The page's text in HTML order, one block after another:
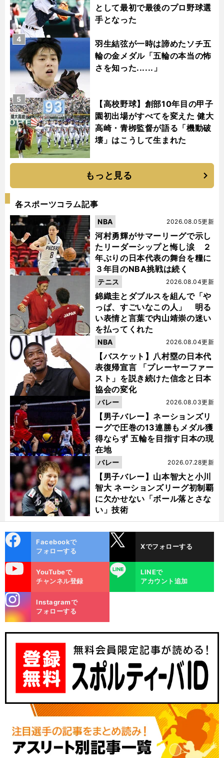
として最初で最後のプロ野球選
手となった
羽生結弦が一時は諦めたソチ五
輪の金メダル「五輪の本当の怖
さを知った......」
4
【高校野球】創部10年目の甲子
園初出場がすべてを変えた 健大
高崎・青栁監督が語る「機動破
壊」はこうして生まれた
5
もっと見る
各スポーツコラム記事
河村勇輝がサマーリーグで示し
たリーダーシップと悔し涙 ２
年ぶりの日本代表の舞台を糧に
３年目のNBA挑戦は続く
2026.08.05更新
NBA
錦織圭とダブルスを組んで「や
っぱ、すごいなこの人」 明る
い表情と言葉で内山靖崇の迷い
を払ってくれた
2026.08.04更新
テニス
【バスケット】八村塁の日本代
表復帰宣言 「プレーヤーファー
スト」を説き続けた信念と日本
協会の変化
2026.08.04更新
NBA
【男子バレー】ネーションズリ
ーグで圧巻の13連勝もメダル獲
得ならず 五輪を目指す日本の現
在地
2026.08.03更新
バレー
【男子バレー】山本智大と小川
智大 ネーションズリーグ初制覇
に欠かせない「ボール落とさな
い」技術
2026.07.28更新
バレー
ok
Facebookで
フォローする
Xでフォローする
YouTubeで
チャンネル登録
LINE
LINEで
アカウント追加
m
Instagramで
フォローする